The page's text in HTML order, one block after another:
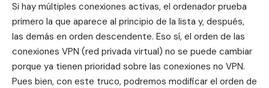
Si hay múltiples conexiones activas, el ordenador prueba
primero la que aparece al principio de la lista y, después,
las demás en orden descendente. Eso sí, el orden de las
conexiones VPN (red privada virtual) no se puede cambiar
porque ya tienen prioridad sobre las conexiones no VPN.
Pues bien, con este truco, podremos modificar el orden de